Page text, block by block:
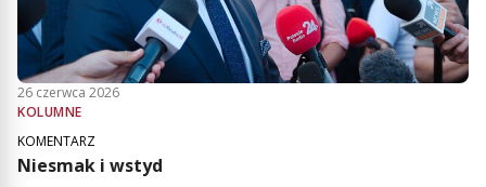
26 czerwca 2026
KOLUMNE
KOMENTARZ
Niesmak i wstyd